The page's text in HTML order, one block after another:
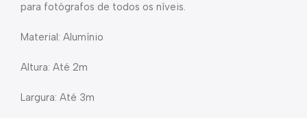
para fotógrafos de todos os níveis.
Material: Alumínio
Altura: Até 2m
Largura: Até 3m